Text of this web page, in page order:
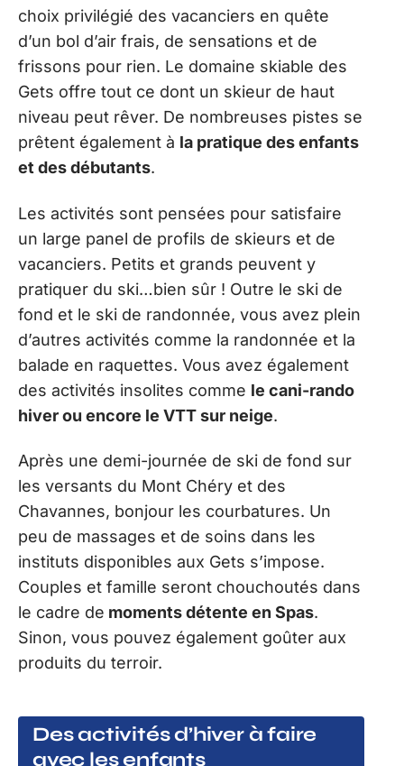
choix privilégié des vacanciers en quête
d’un bol d’air frais, de sensations et de
frissons pour rien. Le domaine skiable des
Gets offre tout ce dont un skieur de haut
niveau peut rêver. De nombreuses pistes se
prêtent également à la pratique des enfants
et des débutants.
Les activités sont pensées pour satisfaire
un large panel de profils de skieurs et de
vacanciers. Petits et grands peuvent y
pratiquer du ski…bien sûr ! Outre le ski de
fond et le ski de randonnée, vous avez plein
d’autres activités comme la randonnée et la
balade en raquettes. Vous avez également
des activités insolites comme le cani-rando
hiver ou encore le VTT sur neige.
Après une demi-journée de ski de fond sur
les versants du Mont Chéry et des
Chavannes, bonjour les courbatures. Un
peu de massages et de soins dans les
instituts disponibles aux Gets s’impose.
Couples et famille seront chouchoutés dans
le cadre de moments détente en Spas.
Sinon, vous pouvez également goûter aux
produits du terroir.
Des activités d’hiver à faire
avec les enfants